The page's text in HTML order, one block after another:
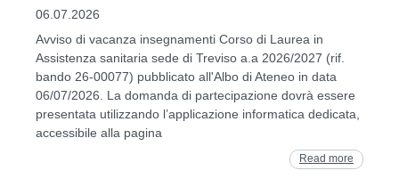
06.07.2026
Avviso di vacanza insegnamenti Corso di Laurea in
Assistenza sanitaria sede di Treviso a.a 2026/2027 (rif.
bando 26-00077) pubblicato all'Albo di Ateneo in data
06/07/2026. La domanda di partecipazione dovrà essere
presentata utilizzando l’applicazione informatica dedicata,
accessibile alla pagina
Read more